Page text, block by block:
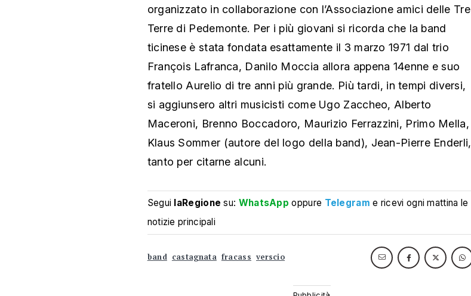
organizzato in collaborazione con l’Associazione amici delle Tre
Terre di Pedemonte. Per i più giovani si ricorda che la band
ticinese è stata fondata esattamente il 3 marzo 1971 dal trio
François Lafranca, Danilo Moccia allora appena 14enne e suo
fratello Aurelio di tre anni più grande. Più tardi, in tempi diversi,
si aggiunsero altri musicisti come Ugo Zaccheo, Alberto
Maceroni, Brenno Boccadoro, Maurizio Ferrazzini, Primo Mella,
Klaus Sommer (autore del logo della band), Jean-Pierre Enderli,
tanto per citarne alcuni.
Segui laRegione su: WhatsApp oppure Telegram e ricevi ogni mattina le
notizie principali
band castagnata fracass verscio